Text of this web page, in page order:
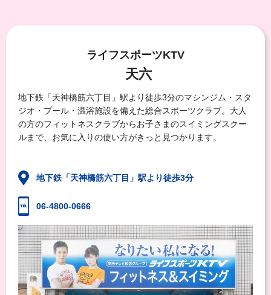
ライフスポーツKTV
天六
地下鉄「天神橋筋六丁目」駅より徒歩3分のマシンジム・スタ
ジオ・プール・温浴施設を備えた総合スポーツクラブ。 大人
の方のフィットネスクラブからお子さまのスイミングスクー
ルまで、お気に入りの使い方がきっと見つかります。
地下鉄「天神橋筋六丁目」駅より徒歩3分
06-4800-0666